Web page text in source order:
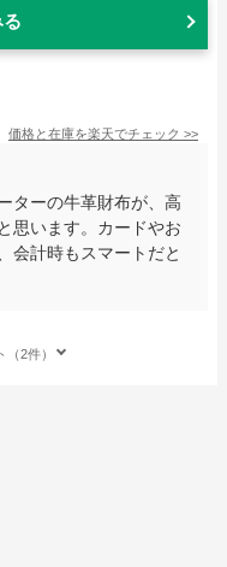
価格と在庫を楽天でチェック >>
ターの牛革財布が、高
思います。カードやお
会計時もスマートだと
2件）